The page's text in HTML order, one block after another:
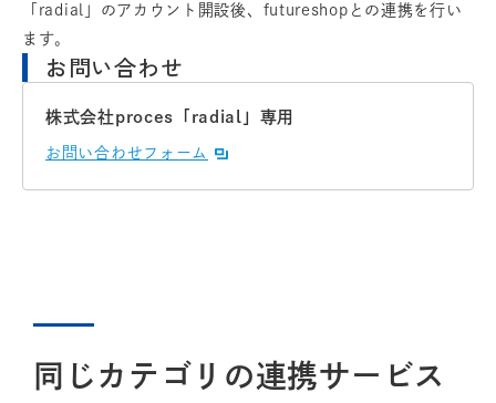
「radial」のアカウント開設後、futureshopとの連携を行い
ます。
お問い合わせ
株式会社proces「radial」専用
お問い合わせフォーム
同じカテゴリの連携サービス